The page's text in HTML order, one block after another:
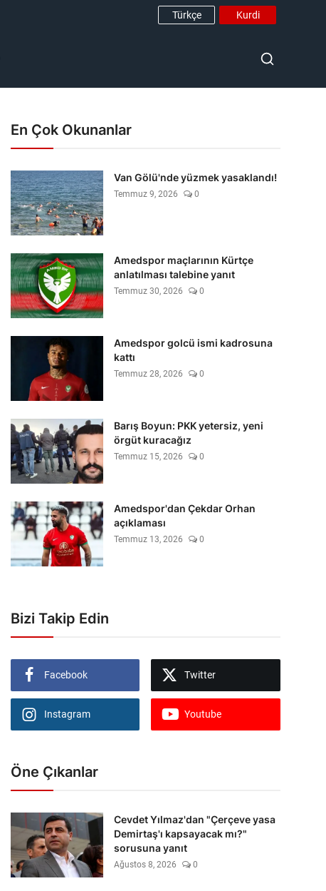
Türkçe Kurdi
En Çok Okunanlar
Van Gölü'nde yüzmek yasaklandı!
Temmuz 9, 2026 0
Amedspor maçlarının Kürtçe
anlatılması talebine yanıt
Temmuz 30, 2026 0
Amedspor golcü ismi kadrosuna
kattı
Temmuz 28, 2026 0
Barış Boyun: PKK yetersiz, yeni
örgüt kuracağız
Temmuz 15, 2026 0
Amedspor'dan Çekdar Orhan
açıklaması
Temmuz 13, 2026 0
Bizi Takip Edin
Facebook Twitter
Instagram Youtube
Öne Çıkanlar
Cevdet Yılmaz'dan "Çerçeve yasa
Demirtaş'ı kapsayacak mı?"
sorusuna yanıt
Ağustos 8, 2026 0